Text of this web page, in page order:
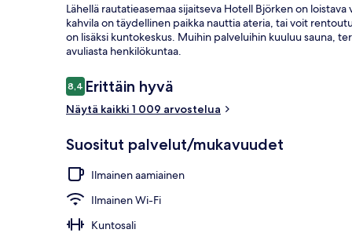
Lähellä rautatieasemaa sijaitseva Hotell Björken on
kahvila on täydellinen paikka nauttia ateria, tai voit
on lisäksi kuntokeskus. Muihin palveluihin kuuluu sauna,
avuliasta henkilökuntaa.
Arvostelut
8,48,4 kautta 10.
Erittäin hyvä
Näytä kaikki 1 009 arvostelua
Suositut palvelut/mukavuudet
Ilmainen aamiainen
Ilmainen Wi-Fi
Kuntosali